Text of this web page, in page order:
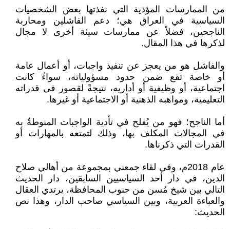
من الممارسات المؤذية التي نفذتها بعض الشخصيات
السياسية في العراق هي؛ دعم الفاشلين ومحاربة
الناجحين، فضلاً عن ممارسات سيئة أخرى لا مجال
لذكرها في هذا المقال.
والفاشل هو من يعجز عن تنفيذ واجبات، أو أعمال عامة
أو خاصة تقع ضمن حدود مسؤولياته، سواءً كانت
اجتماعية، أو وظيفية أو أداريه، نتيجةً لقصور في قدراته
التعليمية، ومواهبه الذهنية أو الاجتماعية أو غيرها.
أما الناجح؛ فهو من يُفلح في تأدية الواجبات المنوطةُ به
في المجالات المكلف بها، وذلك لتمتعه بالمهارات أو
القدرات التي ذكرناها.
عام 2018م، وفي لقاء جمعني بمجموعة من أهالي صلاح
الدين، في دار أحد السياسيين السابقين، دار الحديث
التالي بين شيخ مُسن من جنوب المحافظة، يرتدي العقال
والعباءة العربية، وبين السياسي صاحب الدار، وهذا نص
الحديث: